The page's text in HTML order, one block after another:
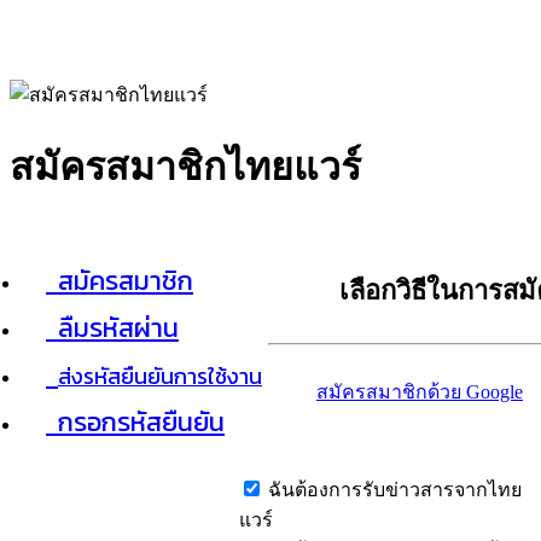
สมัครสมาชิกไทยแวร์
สมัครสมาชิก
ลืมรหัสผ่าน
ส่งรหัสยืนยันการใช้งาน
กรอกรหัสยืนยัน
เลือกวิธีในการส
สมัครสมาชิกด้วย Google
ฉันต้องการรับข่าวสารจากไทย
แวร์